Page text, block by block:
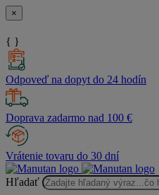
×
{ }
Odpoveď na dopyt do 24 hodín
Doprava zadarmo nad 100 €
Vrátenie tovaru do 30 dní
Hľadať